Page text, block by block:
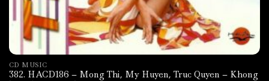
CD MUSIC
382. HACD186 – Mong Thi, My Huyen, Truc Quyen – Khong